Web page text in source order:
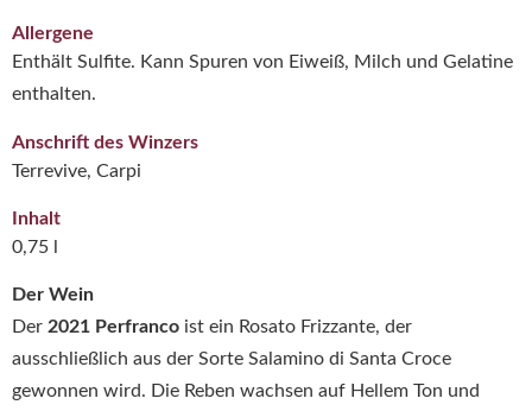
Der Wein
Der 2021 Perfranco ist ein Rosato Frizzante, der
ausschließlich aus der Sorte Salamino di Santa Croce
gewonnen wird. Die Reben wachsen auf Hellem Ton und
Allergene
Enthält Sulfite. Kann Spuren von Eiweiß, Milch und Gelatine
enthalten.
Anschrift des Winzers
Terrevive, Carpi
Inhalt
0,75 l